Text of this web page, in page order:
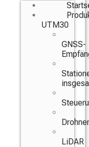
UTM30
GNSS-
LiDAR